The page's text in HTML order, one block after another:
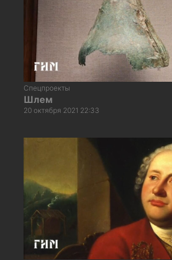
Спецпроекты
Шлем
20 октября 2021 22:33